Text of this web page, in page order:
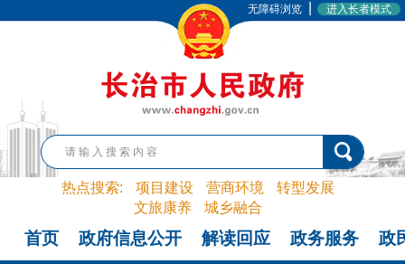
无障碍浏览 进入长者模式
热点搜索: 项目建设 营商环境
转型发展
文旅康养
城乡融合
首页 政府信息公开 解读回应 政务服务 政